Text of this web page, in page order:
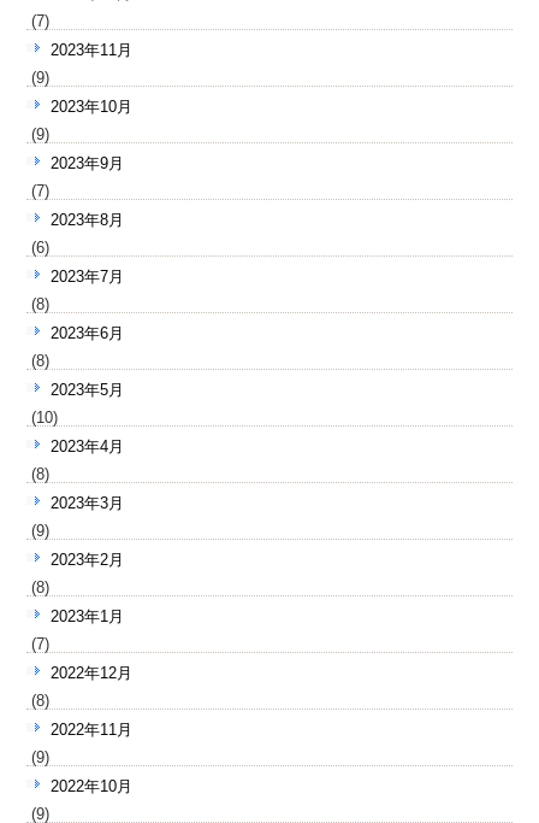
(7)
2023年11月
(9)
2023年10月
(9)
2023年9月
(7)
2023年8月
(6)
2023年7月
(8)
2023年6月
(8)
2023年5月
(10)
2023年4月
(8)
2023年3月
(9)
2023年2月
(8)
2023年1月
(7)
2022年12月
(8)
2022年11月
(9)
2022年10月
(9)